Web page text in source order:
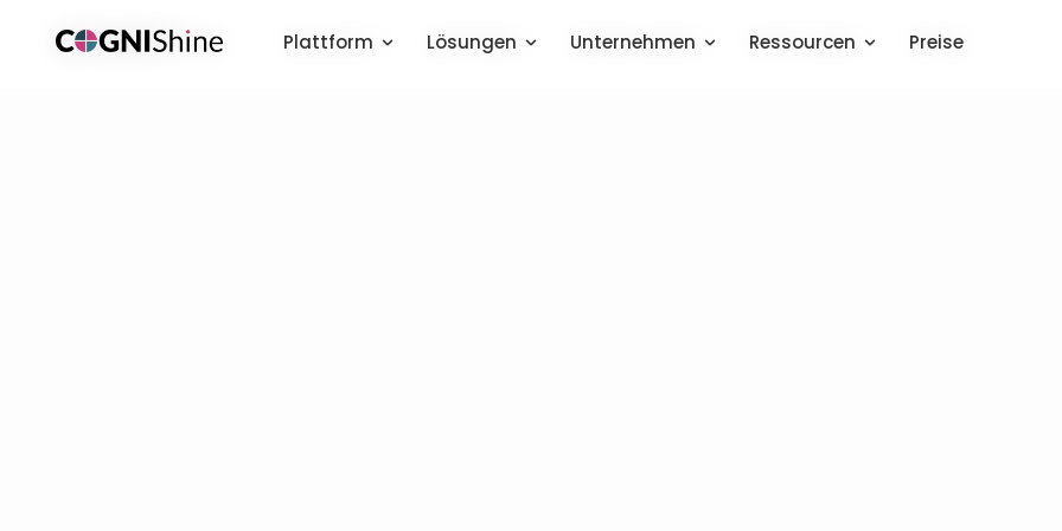
Plattform Lösungen Unternehmen Ressourcen Preise
Plattform Lösungen Unternehmen Ressourcen Preise